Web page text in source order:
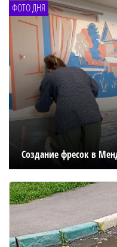
ФОТО ДНЯ
Создание фресок в